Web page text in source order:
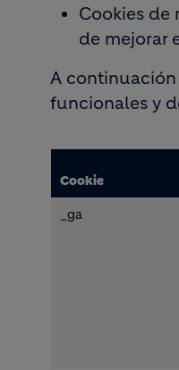
Cookies
de mejorar
A
funcionales y
Cookie
_ga